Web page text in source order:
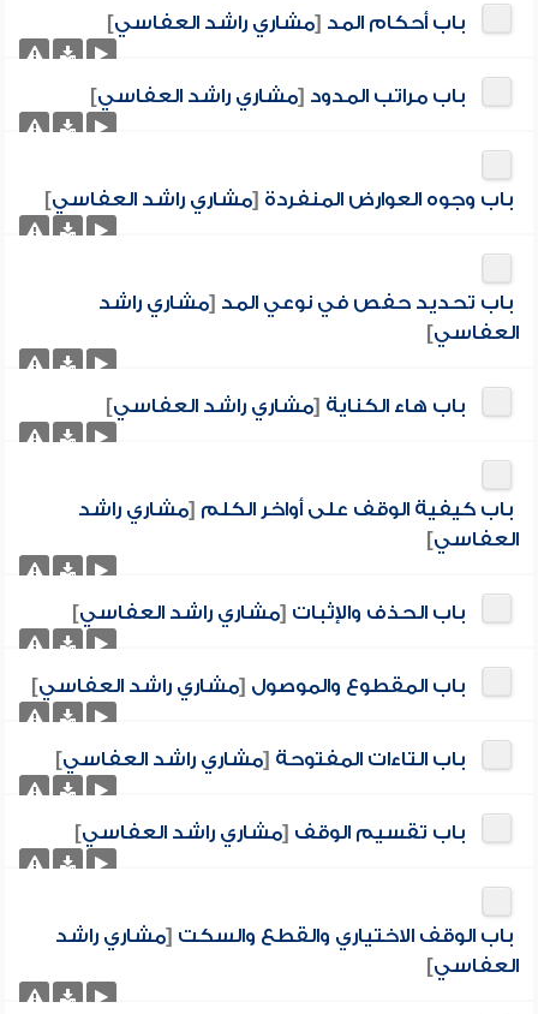
باب أحكام المد [مشاري راشد العفاسي]
باب مراتب المدود [مشاري راشد العفاسي]
باب وجوه العوارض المنفردة [مشاري راشد العفاسي]
باب تحديد حفص في نوعي المد [مشاري راشد
العفاسي]
باب هاء الكناية [مشاري راشد العفاسي]
باب كيفية الوقف على أواخر الكلم [مشاري راشد
العفاسي]
باب الحذف والإثبات [مشاري راشد العفاسي]
باب المقطوع والموصول [مشاري راشد العفاسي]
باب التاءات المفتوحة [مشاري راشد العفاسي]
باب تقسيم الوقف [مشاري راشد العفاسي]
باب الوقف الاختياري والقطع والسكت [مشاري راشد
العفاسي]